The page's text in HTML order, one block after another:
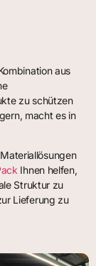
aus
zu schützen
macht es in
Ihnen helfen,
Struktur zu
Lieferung zu